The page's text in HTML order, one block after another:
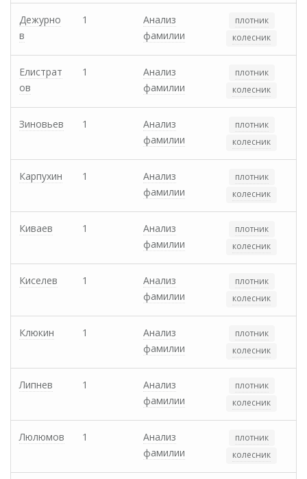
Дежурно
в
1
Анализ
фамилии
плотник
колесник
Елистрат
ов
1
Анализ
фамилии
плотник
колесник
Зиновьев 1
Анализ
фамилии
плотник
колесник
Карпухин 1
Анализ
фамилии
плотник
колесник
Киваев 1
Анализ
фамилии
плотник
колесник
Киселев 1
Анализ
фамилии
плотник
колесник
Клюкин 1
Анализ
фамилии
плотник
колесник
Липнев 1
Анализ
фамилии
плотник
колесник
Люлюмов 1
Анализ
фамилии
плотник
колесник